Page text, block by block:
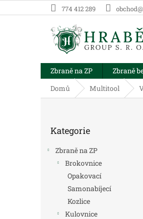
na
774 412 289
Zbraně na ZP Zbraně
Domů
Multitool
kategorie
Kategorie
Zbraně na ZP
Brokovnice
Opakovací
Samonabíjecí
Kozlice
Kulovnice